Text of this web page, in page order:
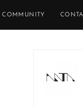
COMMUNITY